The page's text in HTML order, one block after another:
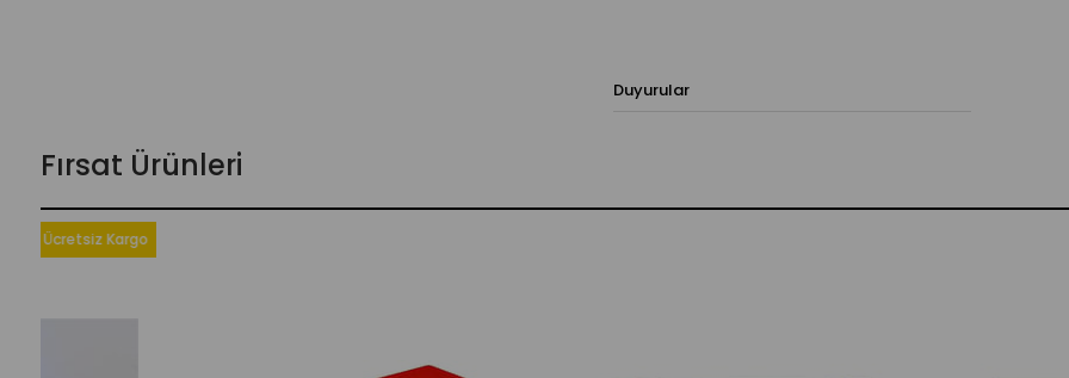
Duyurular
Fırsat Ürünleri